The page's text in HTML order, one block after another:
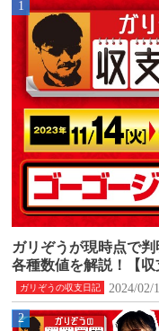
1
ガリぞうの収支日記
ガリぞうが現時点で
各種数値を解説！【収
1月20日(月)】
2024/02/
2